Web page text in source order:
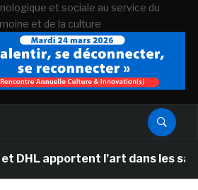
et sociale au service du
et de la culture
apportent l’art dans les salles